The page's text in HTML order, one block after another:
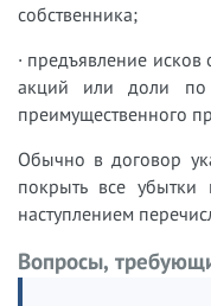
собственника;
· предъявление
акций или доли по
преимущественного
Обычно в договор
покрыть все убытки
наступлением
Вопросы,